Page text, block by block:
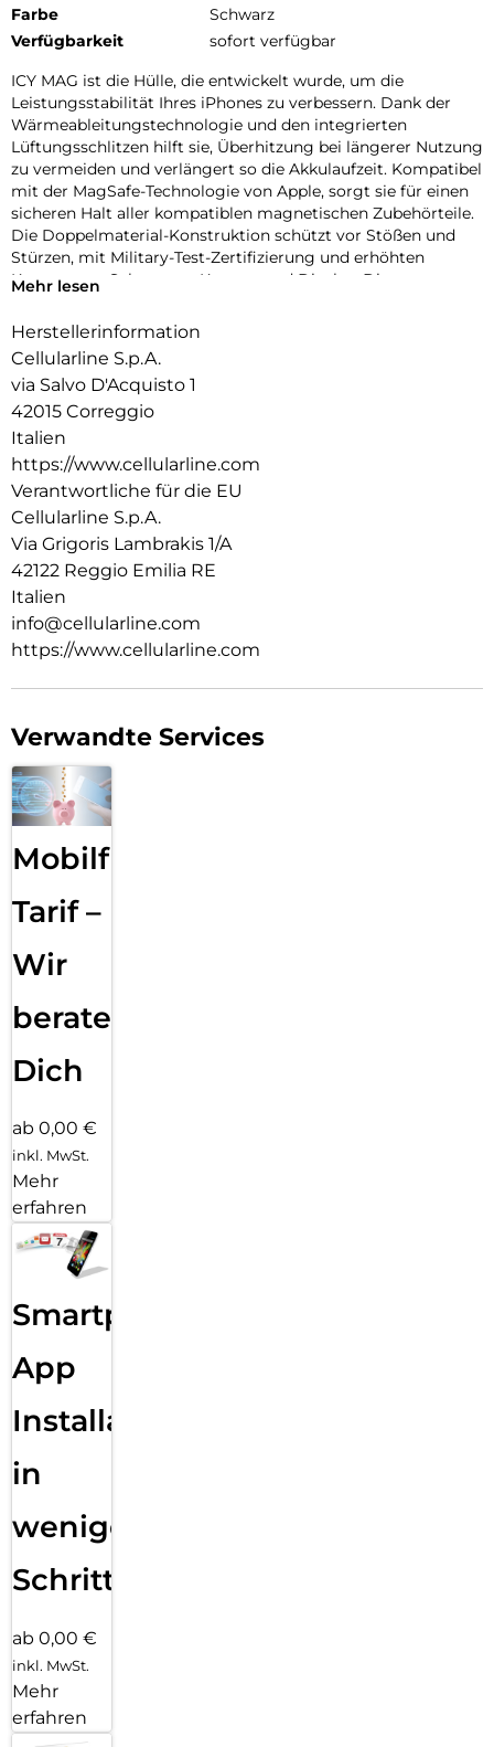
Farbe
Schwarz
Verfügbarkeit
sofort verfügbar
ICY MAG ist die Hülle, die entwickelt wurde, um die
Leistungsstabilität Ihres iPhones zu verbessern. Dank der
Wärmeableitungstechnologie und den integrierten
Lüftungsschlitzen hilft sie, Überhitzung bei längerer Nutzung
zu vermeiden und verlängert so die Akkulaufzeit. Kompatibel
mit der MagSafe-Technologie von Apple, sorgt sie für einen
sicheren Halt aller kompatiblen magnetischen Zubehörteile.
Die Doppelmaterial-Konstruktion schützt vor Stößen und
Stürzen, mit Military-Test-Zertifizierung und erhöhten
Kanten zum Schutz von Kamera und Display. Die
Material machen ICY MAG zur sicheren und
Mehr lesen
Herstellerinformation
Cellularline S.p.A.
via Salvo D'Acquisto 1
42015 Correggio
Italien
https://www.cellularline.com
Verantwortliche für die EU
Cellularline S.p.A.
Via Grigoris Lambrakis 1/A
42122 Reggio Emilia RE
Italien
info@cellularline.com
https://www.cellularline.com
Verwandte Services
Mobilfunk
Tarif –
Wir
beraten
Dich
ab 0,00 €
inkl. MwSt.
Mehr
erfahren
Smartphone
App
Installation
in
wenigen
Schritten
ab 0,00 €
inkl. MwSt.
Mehr
erfahren